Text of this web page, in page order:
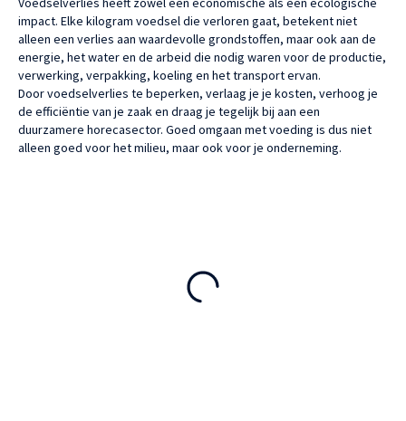
impact. Elke kilogram voedsel die verloren gaat, betekent niet
alleen een verlies aan waardevolle grondstoffen, maar ook aan de
energie, het water en de arbeid die nodig waren voor de productie,
verwerking, verpakking, koeling en het transport ervan.
Door voedselverlies te beperken, verlaag je je kosten, verhoog je
de efficiëntie van je zaak en draag je tegelijk bij aan een
duurzamere horecasector. Goed omgaan met voeding is dus niet
alleen goed voor het milieu, maar ook voor je onderneming.